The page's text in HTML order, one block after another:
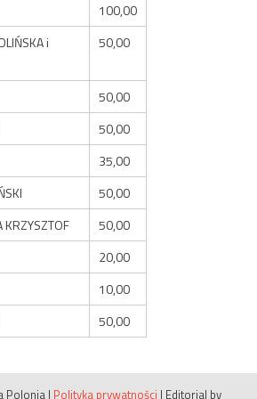
100,00
i
50,00
50,00
50,00
35,00
50,00
KRZYSZTOF
50,00
20,00
10,00
50,00
Polonia | Polityka prywatności | Editorial by